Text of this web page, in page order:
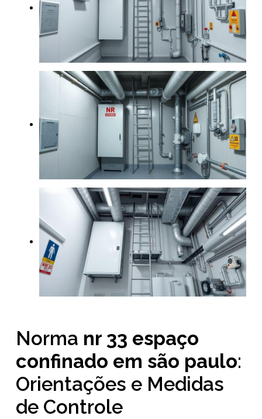
Norma nr 33 espaço
confinado em são paulo:
Orientações e Medidas
de Controle